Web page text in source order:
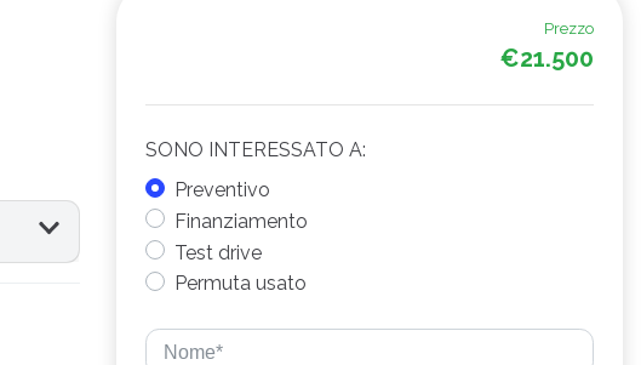
Prezzo
€21.500
SONO INTERESSATO A:
Preventivo
Finanziamento
Test drive
Permuta usato